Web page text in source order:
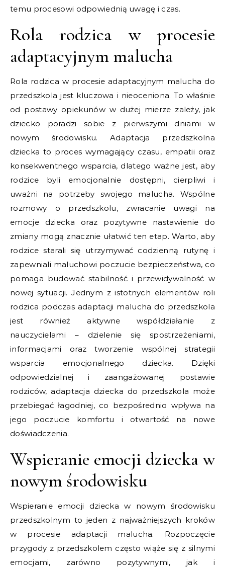
temu procesowi odpowiednią uwagę i czas.
Rola rodzica w procesie
adaptacyjnym malucha
Rola rodzica w procesie adaptacyjnym malucha do
przedszkola jest kluczowa i nieoceniona. To właśnie
od postawy opiekunów w dużej mierze zależy, jak
dziecko poradzi sobie z pierwszymi dniami w
nowym środowisku. Adaptacja przedszkolna
dziecka to proces wymagający czasu, empatii oraz
konsekwentnego wsparcia, dlatego ważne jest, aby
rodzice byli emocjonalnie dostępni, cierpliwi i
uważni na potrzeby swojego malucha. Wspólne
rozmowy o przedszkolu, zwracanie uwagi na
emocje dziecka oraz pozytywne nastawienie do
zmiany mogą znacznie ułatwić ten etap. Warto, aby
rodzice starali się utrzymywać codzienną rutynę i
zapewniali maluchowi poczucie bezpieczeństwa, co
pomaga budować stabilność i przewidywalność w
nowej sytuacji. Jednym z istotnych elementów roli
rodzica podczas adaptacji malucha do przedszkola
jest również aktywne współdziałanie z
nauczycielami – dzielenie się spostrzeżeniami,
informacjami oraz tworzenie wspólnej strategii
wsparcia emocjonalnego dziecka. Dzięki
odpowiedzialnej i zaangażowanej postawie
rodziców, adaptacja dziecka do przedszkola może
przebiegać łagodniej, co bezpośrednio wpływa na
jego poczucie komfortu i otwartość na nowe
doświadczenia.
Wspieranie emocji dziecka w
nowym środowisku
Wspieranie emocji dziecka w nowym środowisku
przedszkolnym to jeden z najważniejszych kroków
w procesie adaptacji malucha. Rozpoczęcie
przygody z przedszkolem często wiąże się z silnymi
emocjami, zarówno pozytywnymi, jak i